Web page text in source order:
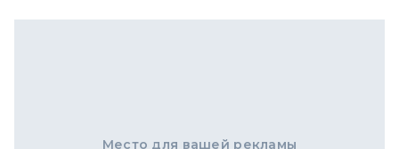
Место для вашей рекламы